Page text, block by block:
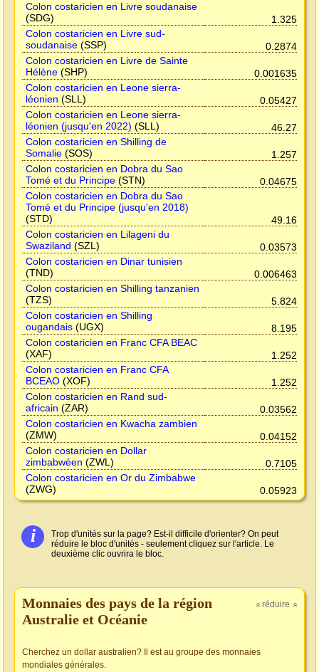
Colon costaricien en Livre soudanaise
(SDG)
1.325
Colon costaricien en Livre sud-
soudanaise (SSP)
0.2874
Colon costaricien en Livre de Sainte
Hélène (SHP)
0.001635
Colon costaricien en Leone sierra-
léonien (SLL)
0.05427
Colon costaricien en Leone sierra-
léonien (jusqu'en 2022) (SLL)
46.27
Colon costaricien en Shilling de
Somalie (SOS)
1.257
Colon costaricien en Dobra du Sao
Tomé et du Principe (STN)
0.04675
Colon costaricien en Dobra du Sao
Tomé et du Principe (jusqu'en 2018)
(STD)
49.16
Colon costaricien en Lilageni du
Swaziland (SZL)
0.03573
Colon costaricien en Dinar tunisien
(TND)
0.006463
Colon costaricien en Shilling tanzanien
(TZS)
5.824
Colon costaricien en Shilling
ougandais (UGX)
8.195
Colon costaricien en Franc CFA BEAC
(XAF)
1.252
Colon costaricien en Franc CFA
BCEAO (XOF)
1.252
Colon costaricien en Rand sud-
africain (ZAR)
0.03562
Colon costaricien en Kwacha zambien
(ZMW)
0.04152
Colon costaricien en Dollar
zimbabwéen (ZWL)
0.7105
Colon costaricien en Or du Zimbabwe
(ZWG)
0.05923
i
Trop d'unités sur la page? Est-il difficile d'orienter? On peut
réduire le bloc d'unités - seulement cliquez sur l'article. Le
deuxième clic ouvrira le bloc.
» réduire »
Monnaies des pays de la région
Australie et Océanie
Cherchez un dollar australien? Il est au groupe des monnaies
mondiales générales.